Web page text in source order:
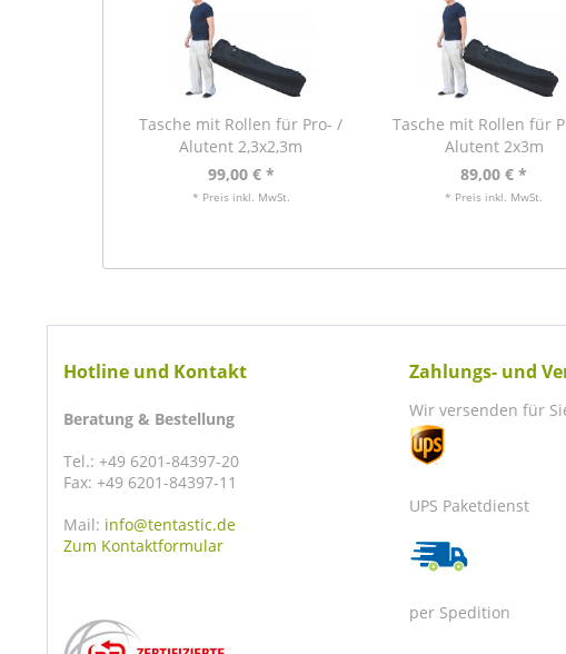
Tasche mit Rollen für Pro- /
Alutent 2,3x2,3m
99,00 € *
* Preis inkl. MwSt.
Tasche mit Rollen für
Alutent 2x3m
89,00 € *
* Preis inkl. MwSt.
Hotline und Kontakt
Beratung & Bestellung
Tel.: +49 6201-84397-20
Fax: +49 6201-84397-11
Mail: info@tentastic.de
Zum Kontaktformular
Zahlungs- und
Wir versenden für
UPS Paketdienst
per Spedition